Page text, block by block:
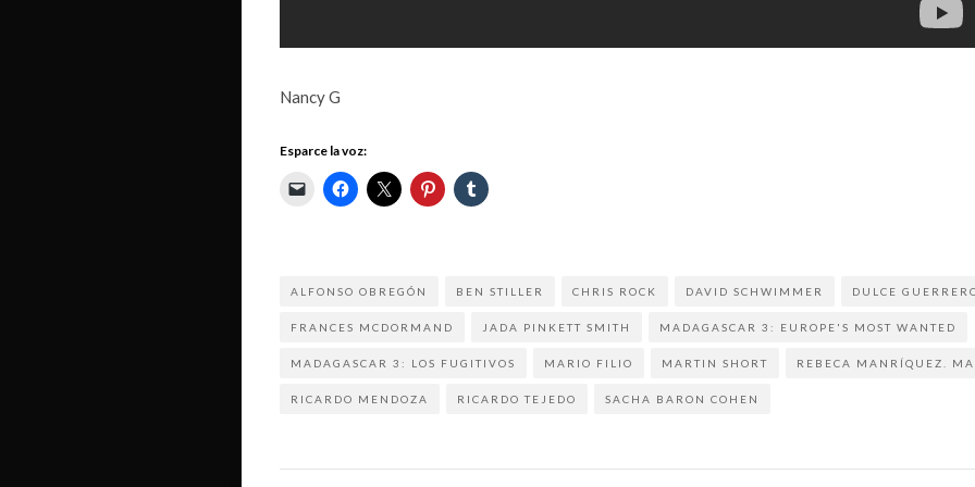
Nancy G
Esparce la voz:
ALFONSO OBREGÓN BEN STILLER CHRIS ROCK DAVID SCHWIMMER DULCE
FRANCES MCDORMAND JADA PINKETT SMITH MADAGASCAR 3: EUROPE'S MOST WANTED
MADAGASCAR 3: LOS FUGITIVOS MARIO FILIO MARTIN SHORT REBECA MANRÍQUEZ.
RICARDO MENDOZA RICARDO TEJEDO SACHA BARON COHEN